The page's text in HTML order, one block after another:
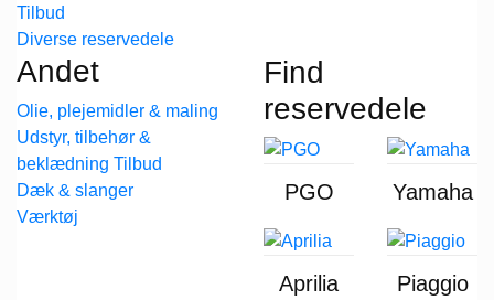
Diverse reservedele
Andet
Olie, plejemidler & maling
Udstyr, tilbehør &
beklædning
Dæk & slanger
Værktøj
Find
reservedele
PGO Yamaha
Aprilia Piaggio